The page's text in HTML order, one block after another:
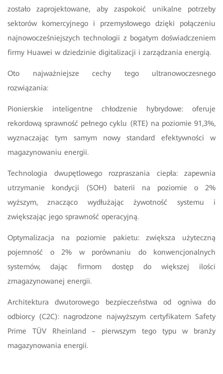
zostało zaprojektowane, aby zaspokoić unikalne potrzeby
sektorów komercyjnego i przemysłowego dzięki połączeniu
najnowocześniejszych technologii z bogatym doświadczeniem
firmy Huawei w dziedzinie digitalizacji i zarządzania energią.
Oto najważniejsze cechy tego ultranowoczesnego
rozwiązania:
Pionierskie inteligentne chłodzenie hybrydowe: oferuje
rekordową sprawność pełnego cyklu (RTE) na poziomie 91,3%,
wyznaczając tym samym nowy standard efektywności w
magazynowaniu energii.
Technologia dwupętlowego rozpraszania ciepła: zapewnia
utrzymanie kondycji (SOH) baterii na poziomie o 2%
wyższym, znacząco wydłużając żywotność systemu i
zwiększając jego sprawność operacyjną.
Optymalizacja na poziomie pakietu: zwiększa użyteczną
pojemność o
2% w porównaniu do konwencjonalnych
systemów, dając firmom dostęp do większej ilości
zmagazynowanej energii.
Architektura dwutorowego bezpieczeństwa od ogniwa do
odbiorcy (C2C): nagrodzone
najwyższym certyfikatem Safety
Prime TÜV Rheinland – pierwszym tego typu w branży
magazynowania energii.